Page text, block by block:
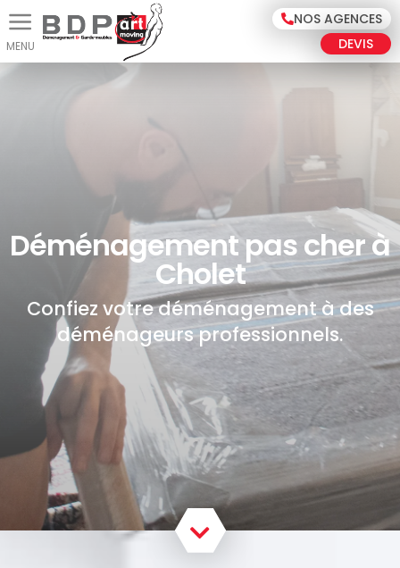
NOS AGENCES
DEVIS
Déménagement pas cher à
Cholet
Confiez votre déménagement à des
déménageurs professionnels.
Panneau de gestion des cookies